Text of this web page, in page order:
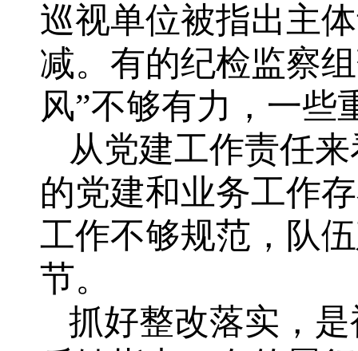
巡视单位被指出主
减。有的纪检监察
风”不够有力，一些
从党建工作责任
的党建和业务工作
工作不够规范，队
节。
抓好整改落实，